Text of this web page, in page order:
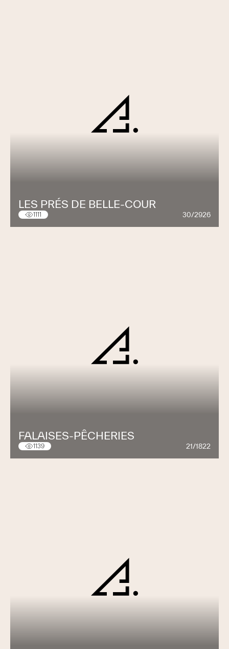
LES PRÉS DE BELLE-COUR
1111 30/2926
FALAISES-PÊCHERIES
1139 21/1822